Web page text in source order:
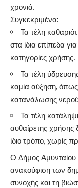
χρονιά.
Συγκεκριμένα:
Τα τέλη
στα ίδια επίπεδα
κατηγορίες χρήσης.
Τα τέλη
καμία αύξηση, όπως
κατανάλωσης
Τα τέλη
αυθαίρετης χρήσης
ίδιο τρόπο, χωρίς
Ο Δήμος Αμυνταίου
ανακούφιση των
συνοχής και τη